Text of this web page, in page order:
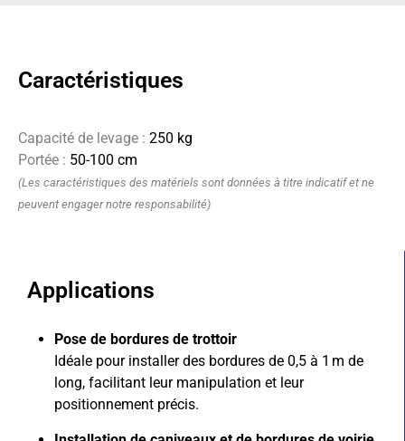
Applications
Pose de bordures de trottoir
Idéale pour installer des bordures de 0,5 à 1 m de
long, facilitant leur manipulation et leur
positionnement précis.
Caractéristiques
Capacité de levage : 250 kg
Portée : 50-100 cm
(Les caractéristiques des matériels sont données à titre indicatif et ne
peuvent engager notre responsabilité)